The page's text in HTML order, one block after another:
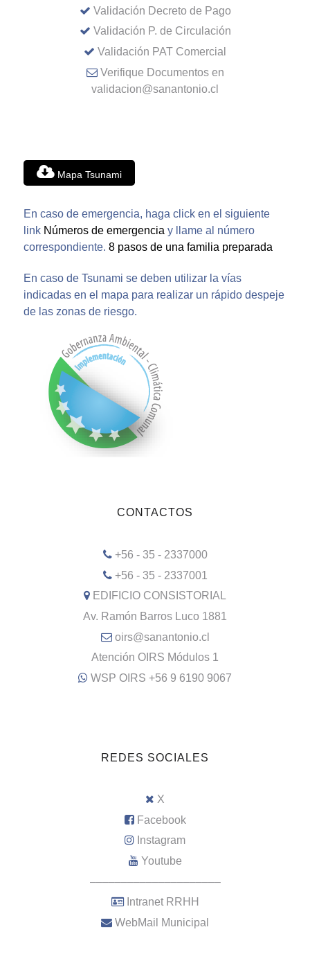
Validación Decreto de Pago
Validación P. de Circulación
Validación PAT Comercial
Verifique Documentos en
validacion@sanantonio.cl
Mapa Tsunami
En caso de emergencia, haga click en el siguiente
link Números de emergencia y llame al número
correspondiente. 8 pasos de una familia preparada
En caso de Tsunami se deben utilizar la vías
indicadas en el mapa para realizar un rápido despeje
de las zonas de riesgo.
CONTACTOS
+56 - 35 - 2337000
+56 - 35 - 2337001
EDIFICIO CONSISTORIAL
Av. Ramón Barros Luco 1881
oirs@sanantonio.cl
Atención OIRS Módulos 1
WSP OIRS +56 9 6190 9067
REDES SOCIALES
X
Facebook
Instagram
Youtube
–––––––––––––––––––––
Intranet RRHH
WebMail Municipal